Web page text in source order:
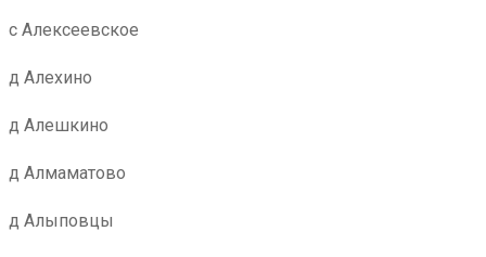
с Алексеевское
д Алехино
д Алешкино
д Алмаматово
д Алыповцы